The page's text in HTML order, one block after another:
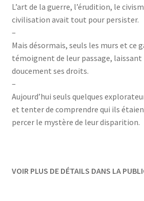
L’art de la guerre, l’érudition, le
civilisation avait tout pour persister.
–
Mais désormais, seuls les murs et ce
témoignent de leur passage,
doucement ses droits.
–
Aujourd’hui seuls quelques
et tenter de comprendre qui ils
percer le mystère de leur disparition.
VOIR PLUS DE DÉTAILS DANS LA